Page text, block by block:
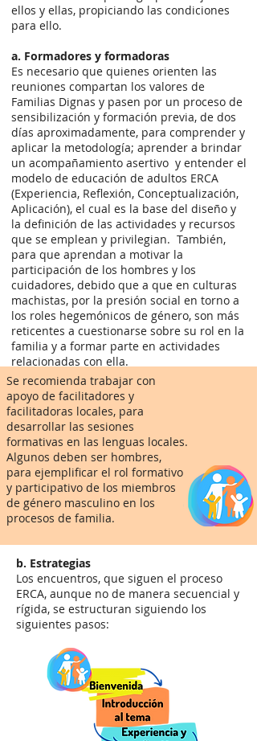
ellos y ellas, propiciando las condiciones
para ello.
a. Formadores y formadoras
Es necesario que quienes orienten las
reuniones compartan los valores de
Familias Dignas y pasen por un proceso de
sensibilización y formación previa, de dos
días aproximadamente, para comprender y
aplicar la metodología; aprender a brindar
un acompañamiento asertivo y entender el
modelo de educación de adultos ERCA
(Experiencia, Reflexión, Conceptualización,
Aplicación), el cual es la base del diseño y
la definición de las actividades y recursos
que se emplean y privilegian. También,
para que aprendan a motivar la
participación de los hombres y los
cuidadores, debido que a que en culturas
machistas, por la presión social en torno a
los roles hegemónicos de género, son más
reticentes a cuestionarse sobre su rol en la
familia y a formar parte en actividades
relacionadas con ella.
Se recomienda trabajar con
apoyo de facilitadores y
facilitadoras locales, para
desarrollar las sesiones
formativas en las lenguas locales.
Algunos deben ser hombres,
para ejemplificar el rol formativo
y participativo de los miembros
de género masculino en los
procesos de familia.
b. Estrategias
Los encuentros, que siguen el proceso
ERCA, aunque no de manera secuencial y
rígida, se estructuran siguiendo los
siguientes pasos: